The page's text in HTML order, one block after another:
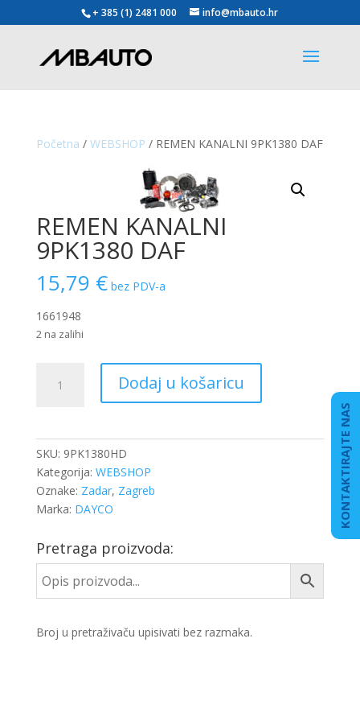
+ 385 (1) 2481 000 info@mbauto.hr
Početna / WEBSHOP / REMEN KANALNI 9PK1380 DAF
REMEN KANALNI
9PK1380 DAF
15,79 € bez PDV-a
1661948
2 na zalihi
KANALNI
Dodaj u košaricu
SKU: 9PK1380HD
Kategorija: WEBSHOP
Oznake: Zadar, Zagreb
Marka: DAYCO
Pretraga proizvoda:
Broj u pretraživaču upisivati bez razmaka.
KONTAKTIRAJTE NAS